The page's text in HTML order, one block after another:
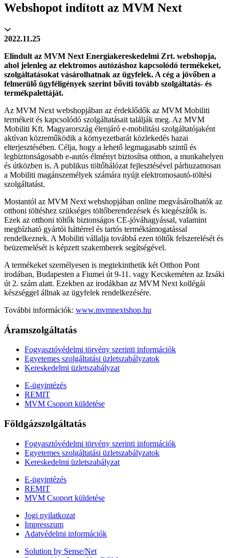
Webshopot indított az MVM Next
2022.11.25
Elindult az MVM Next Energiakereskedelmi Zrt. webshopja,
ahol jelenleg az elektromos autózáshoz kapcsolódó termékeket,
szolgáltatásokat vásárolhatnak az ügyfelek. A cég a jövőben a
felmerülő ügyféligények szerint bővíti tovább szolgáltatás- és
termékpalettáját.
Az MVM Next webshopjában az érdeklődők az MVM Mobiliti
termékeit és kapcsolódó szolgáltatásait találják meg. Az MVM
Mobiliti Kft. Magyarország élenjáró e-mobilitási szolgáltatójaként
aktívan közreműködik a környezetbarát közlekedés hazai
elterjesztésében. Célja, hogy a lehető legmagasabb szintű és
legbiztonságosabb e-autós élményt biztosítsa otthon, a munkahelyen
és útközben is. A publikus töltőhálózat fejlesztésével párhuzamosan
a Mobiliti magánszemélyek számára nyújt elektromosautó-töltési
szolgáltatást.
Mostantól az MVM Next webshopjában online megvásárolhatók az
otthoni töltéshez szükséges töltőberendezések és kiegészítők is.
Ezek az otthoni töltők biztonságos CE-jóváhagyással, valamint
megbízható gyártói háttérrel és tartós terméktámogatással
rendelkeznek. A Mobiliti vállalja továbbá ezen töltők felszerelését és
beüzemelését is képzett szakemberek segítségével.
A termékeket személyesen is megtekinthetik két Otthon Pont
irodában, Budapesten a Fiumei út 9-11. vagy Kecskeméten az Izsáki
út 2. szám alatt. Ezekben az irodákban az MVM Next kollégái
készséggel állnak az ügyfelek rendelkezésére.
További információk: www.mvmnextshop.hu
Áramszolgáltatás
Fogyasztóvédelmi törvény szerinti információk
Egyetemes szolgáltatási üzletszabályzatok
Kereskedelmi üzletszabályzat
E-ügyintézés
REMIT
MVM Csoport küldetése
Földgázszolgáltatás
Fogyasztóvédelmi törvény szerinti információk
Egyetemes szolgáltatási üzletszabályzatok
Kereskedelmi üzletszabályzat
E-ügyintézés
REMIT
MVM Csoport küldetése
Jogi nyilatkozat
Impresszum
Adatvédelmi információk
Solution by Sense/Net